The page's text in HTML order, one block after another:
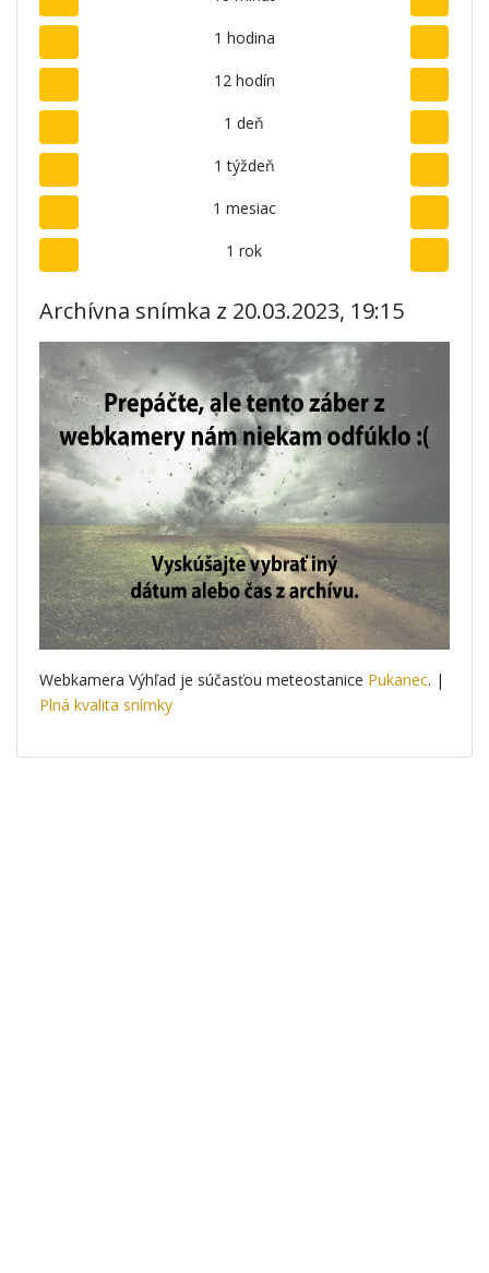
1 hodina
12 hodín
1 deň
1 týždeň
1 mesiac
1 rok
Archívna snímka z 20.03.2023, 19:15
Webkamera Výhľad je súčasťou meteostanice Pukanec. |
Plná kvalita snímky